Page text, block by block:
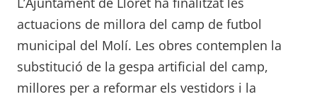
actuacions de millora del camp de futbol
municipal del Molí. Les obres contemplen la
substitució de la gespa artificial del camp,
millores per a reformar els vestidors i la